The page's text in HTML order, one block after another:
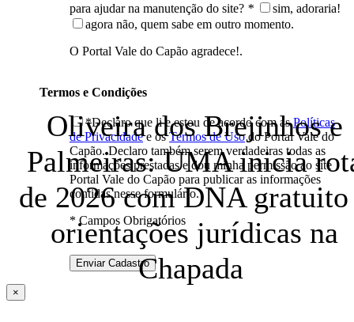
Oliveira dos Brejinhos e
Palmeiras: UMA inicia
de 2026 com DNA gratuito
orientações jurídicas na
Chapada
para ajudar na manutenção do site? *
sim, adoraria!
agora não, quem sabe em outro momento.
O Portal Vale do Capão agradece!.
Termos e Condições
*Declaro que li e estou de acordo com asPolíticas
de Privacidadee osTermos de Usodo Portal Vale do
Capão. Declaro também serem verdadeiras todas as
informações prestadas e dou minha permissão ao site
Portal Vale do Capão para publicar as informações
contidas nesse formulário.
* Campos Obrigatórios
×